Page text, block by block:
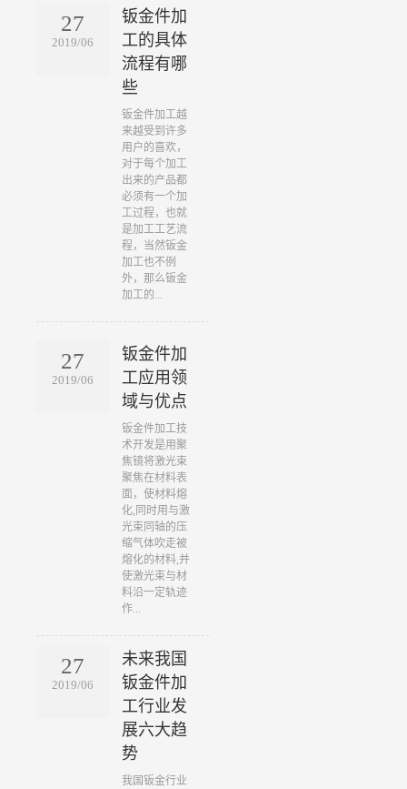
27
2019/06
钣金件加
工的具体
流程有哪
些
​钣金件加工越
来越受到许多
用户的喜欢，
对于每个加工
出来的产品都
必须有一个加
工过程，也就
是加工工艺流
程，当然钣金
加工也不例
外，那么钣金
加工的...
27
2019/06
钣金件加
工应用领
域与优点
​钣金件加工技
术开发是用聚
焦镜将激光束
聚焦在材料表
面，使材料熔
化,同时用与激
光束同轴的压
缩气体吹走被
熔化的材料,并
使激光束与材
料沿一定轨迹
作...
27
2019/06
未来我国
钣金件加
工行业发
展六大趋
势
​我国钣金行业